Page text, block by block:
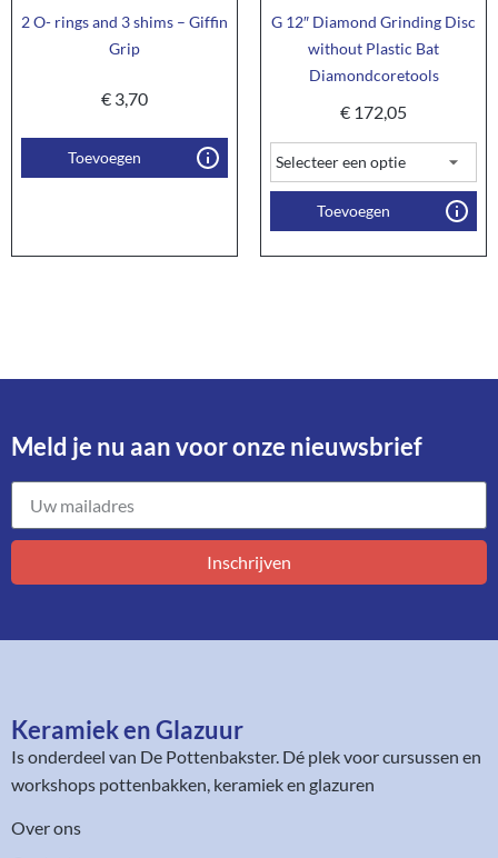
2 O- rings and 3 shims – Giffin
Grip
€ 3,70
Toevoegen
G 12″ Diamond Grinding Disc
without Plastic Bat
Diamondcoretools
€ 172,05
Toevoegen
Meld je nu aan voor onze nieuwsbrief​
Inschrijven
Keramiek en Glazuur​
Is onderdeel van De Pottenbakster. Dé plek voor cursussen en
workshops pottenbakken, keramiek en glazuren
Over ons